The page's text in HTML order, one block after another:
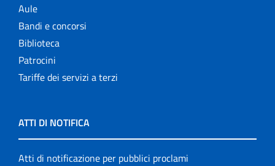
Aule
Bandi e concorsi
Biblioteca
Patrocini
Tariffe dei servizi a terzi
ATTI DI NOTIFICA
Atti di notificazione per pubblici proclami